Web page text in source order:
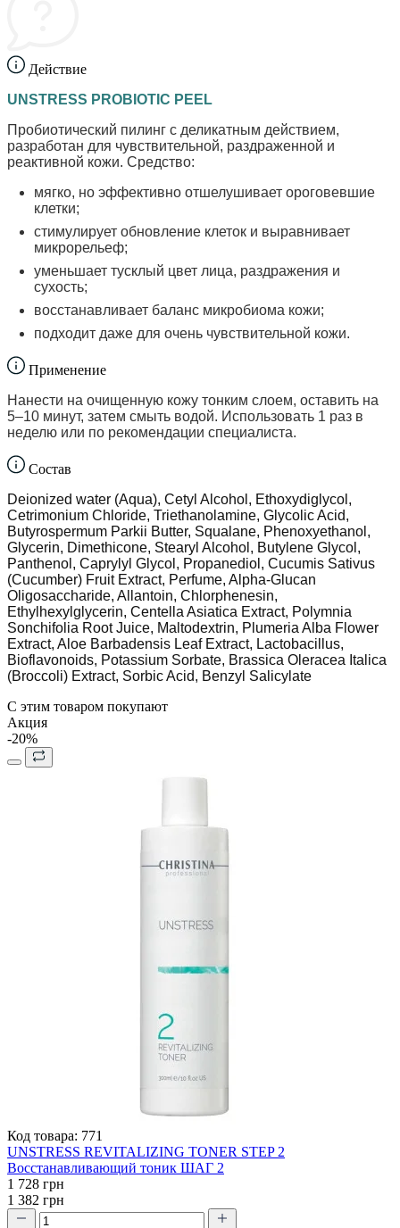
Действие
UNSTRESS PROBIOTIC PEEL
Пробиотический пилинг с деликатным действием,
разработан для чувствительной, раздраженной и
реактивной кожи. Средство:
мягко, но эффективно отшелушивает ороговевшие
клетки;
стимулирует обновление клеток и выравнивает
микрорельеф;
уменьшает тусклый цвет лица, раздражения и
сухость;
восстанавливает баланс микробиома кожи;
подходит даже для очень чувствительной кожи.
Применение
Нанести на очищенную кожу тонким слоем, оставить на
5–10 минут, затем смыть водой. Использовать 1 раз в
неделю или по рекомендации специалиста.
Состав
Deionized water (Aqua), Cetyl Alcohol, Ethoxydiglycol,
Cetrimonium Chloride, Triethanolamine, Glycolic Acid,
Butyrospermum Parkii Butter, Squalane, Phenoxyethanol,
Glycerin, Dimethicone, Stearyl Alcohol, Butylene Glycol,
Panthenol, Caprylyl Glycol, Propanediol, Cucumis Sativus
(Cucumber) Fruit Extract, Perfume, Alpha-Glucan
Oligosaccharide, Allantoin, Chlorphenesin,
Ethylhexylglycerin, Centella Asiatica Extract, Polymnia
Sonchifolia Root Juice, Maltodextrin, Plumeria Alba Flower
Extract, Aloe Barbadensis Leaf Extract, Lactobacillus,
Bioflavonoids, Potassium Sorbate, Brassica Oleracea Italica
(Broccoli) Extract, Sorbic Acid, Benzyl Salicylate
С этим товаром покупают
Акция
-20%
Код товара: 771
UNSTRESS REVITALIZING TONER STEP 2
Восстанавливающий тоник ШАГ 2
1 728 грн
1 382 грн